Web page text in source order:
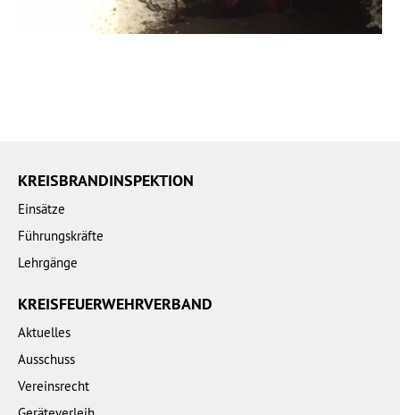
KREISBRANDINSPEKTION
Einsätze
Führungskräfte
Lehrgänge
KREISFEUERWEHRVERBAND
Aktuelles
Ausschuss
Vereinsrecht